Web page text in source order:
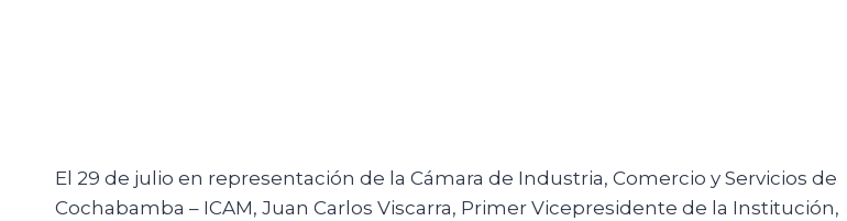
El 29 de julio en representación de la Cámara de Industria, Comercio y Servicios de
Cochabamba – ICAM, Juan Carlos Viscarra, Primer Vicepresidente de la Institución,